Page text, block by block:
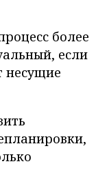
более
если
несущие